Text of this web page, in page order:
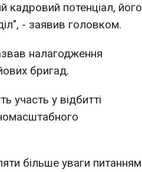
кадровий потенціал, його
- заявив головком.
налагодження
бригад.
участь у відбитті
більше уваги питанням